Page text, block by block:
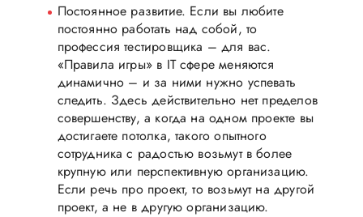
Постоянное развитие. Если вы любите
постоянно работать над собой, то
профессия тестировщика – для вас.
«Правила игры» в IT сфере меняются
динамично – и за ними нужно успевать
следить. Здесь действительно нет пределов
совершенству, а когда на одном проекте вы
достигаете потолка, такого опытного
сотрудника с радостью возьмут в более
крупную или перспективную организацию.
Если речь про проект, то возьмут на другой
проект, а не в другую организацию.